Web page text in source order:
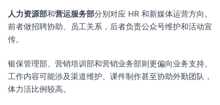
人力资源部和营运服务部分别对应 HR 和新媒体运营方向。
前者做招聘协助、员工关系，后者负责公众号维护和活动宣
传。
银保管理部、营销培训部和营销业务部则更偏向业务支持。
工作内容可能涉及渠道维护、课件制作甚至协助外勤团队，
体力活比例较高。